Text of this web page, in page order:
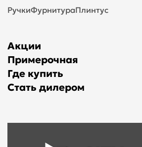
РучкиФурнитураПлинтус
Акции
Примерочная
Где купить
Стать дилером